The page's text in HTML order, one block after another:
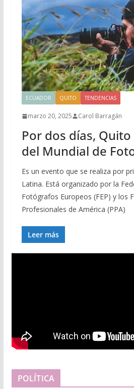
ECUADOR QUITO TENDENCIAS
marzo 20, 2025 Carol Barragán
Por dos días,
del Mundial de
Es un evento que se realiza por
Latina. Está organizado por la
Fotógrafos Europeos (FEP) y los
Profesionales de América (PPA)
Leer más
POLÍTICA